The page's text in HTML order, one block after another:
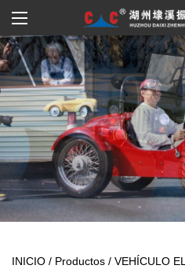
INICIO / Productos / VEHÍCULO